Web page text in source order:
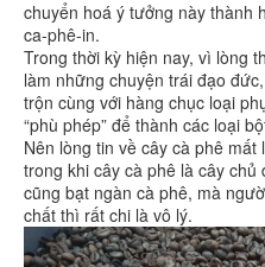
chuyển hoá ý tưởng này thành
ca-phê-in.
Trong thời kỳ hiện nay, vì lòng
làm những chuyện trái đạo
trộn cùng với hàng chục loại
“phù phép” để thành các loại
Nên lòng tin về cây cà phê
trong khi cây cà phê là cây
cũng bạt ngàn cà phê, mà
chất thì rất chi là vô lý.